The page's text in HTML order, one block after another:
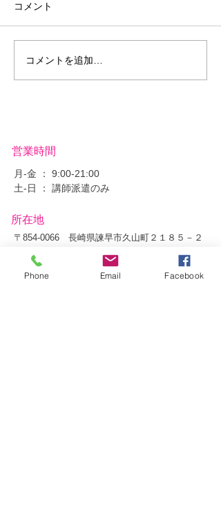
2021終焉❗️
コメント
コメントを追加…
営業時間
月-金 ： 9:00-21:00
​土-日 ： ​講師派遣のみ
​所在地
〒854-0066 長崎県諫早市久山町２１８５－２
電話番号：070-5400-7185
​ ファックス：0957-26-5579
Phone Email Facebook